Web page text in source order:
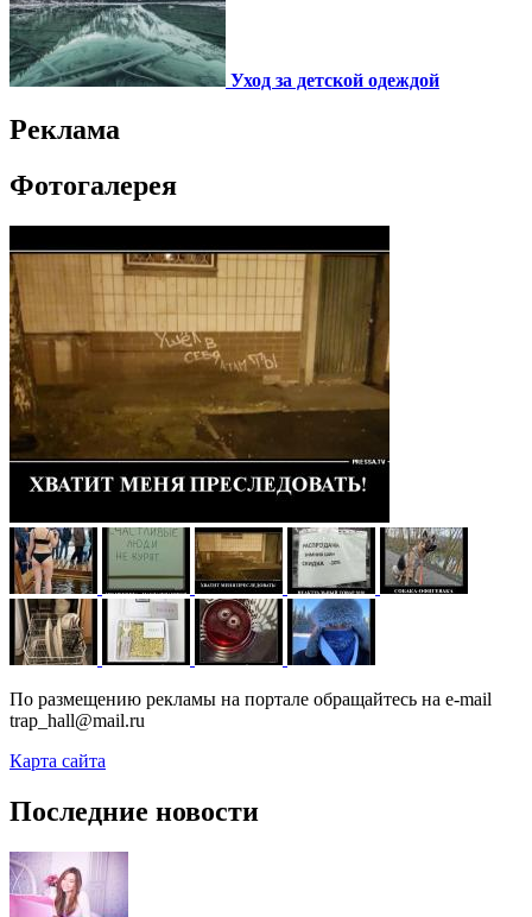
Уход за детской одеждой
Реклама
Фотогалерея
По размещению рекламы на портале обращайтесь на e-mail
trap_hall@mail.ru
Карта сайта
Последние новости